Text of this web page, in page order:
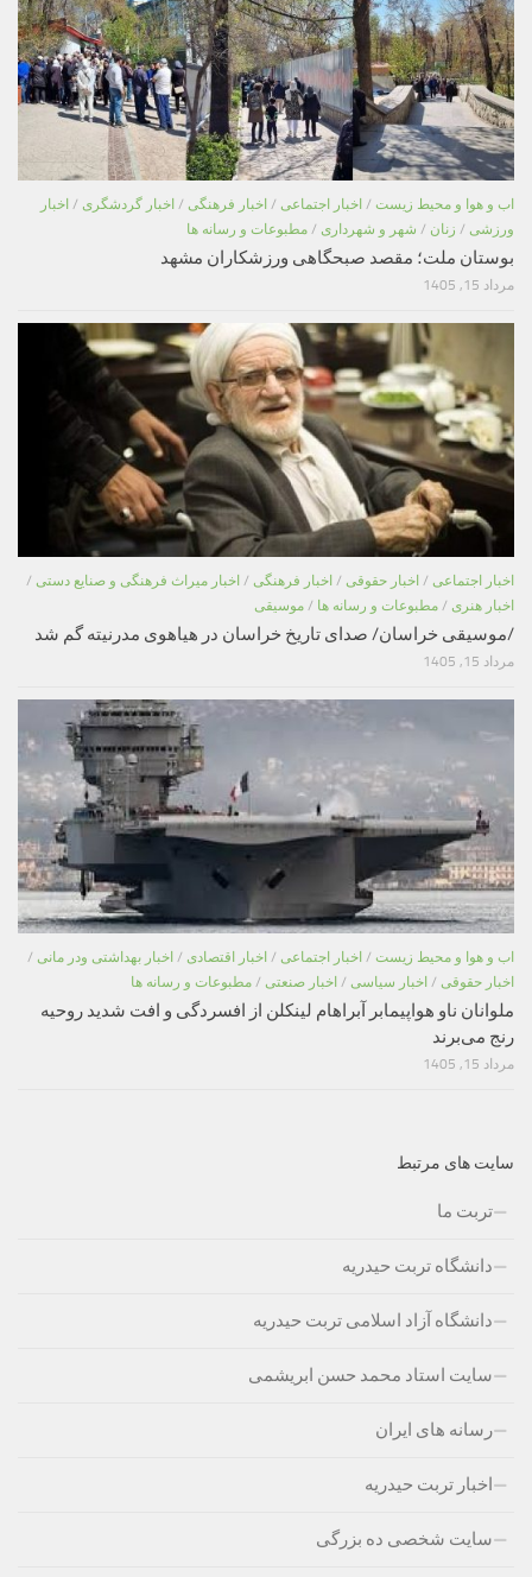
اب و هوا و محیط زیست / اخبار اجتماعی / اخبار فرهنگی / اخبار گردشگری / اخبار
ورزشی / زنان / شهر و شهرداری / مطبوعات و رسانه ها
بوستان ملت؛ مقصد صبحگاهی ورزشکاران مشهد
مرداد 15, 1405
اخبار اجتماعی / اخبار حقوقی / اخبار فرهنگی / اخبار میراث فرهنگی و صنایع دستی /
اخبار هنری / مطبوعات و رسانه ها / موسیقی
/موسیقی خراسان/ صدای تاریخ خراسان در هیاهوی مدرنیته گم شد
مرداد 15, 1405
اب و هوا و محیط زیست / اخبار اجتماعی / اخبار اقتصادی / اخبار بهداشتی ودر مانی /
اخبار حقوقی / اخبار سیاسی / اخبار صنعتی / مطبوعات و رسانه ها
ملوانان ناو هواپیمابر آبراهام لینکلن از افسردگی و افت شدید روحیه
رنج می‌برند
مرداد 15, 1405
سایت های مرتبط
تربت ما
دانشگاه تربت حیدریه
دانشگاه آزاد اسلامی تربت حیدریه
سایت استاد محمد حسن ابریشمی
رسانه های ایران
اخبار تربت حیدریه
سایت شخصی ده بزرگی